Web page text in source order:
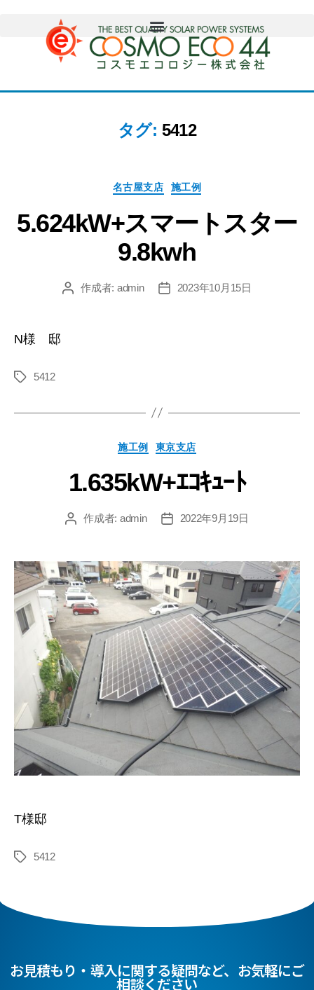
タグ: 5412
名古屋支店 施工例
5.624kW+スマートスター
9.8kwh
作成者: admin 2023年10月15日
N様 邸
5412
施工例 東京支店
1.635kW+ｴｺｷｭｰﾄ
作成者: admin 2022年9月19日
T様邸
5412
お見積もり・導入に関する疑問など、お気軽にご
相談ください